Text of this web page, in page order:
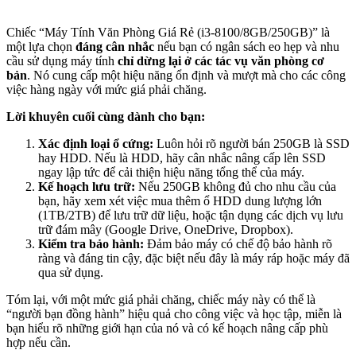
Chiếc “Máy Tính Văn Phòng Giá Rẻ (i3-8100/8GB/250GB)” là
một lựa chọn đáng cân nhắc nếu bạn có ngân sách eo hẹp và nhu
cầu sử dụng máy tính chỉ dừng lại ở các tác vụ văn phòng cơ
bản. Nó cung cấp một hiệu năng ổn định và mượt mà cho các công
việc hàng ngày với mức giá phải chăng.
Lời khuyên cuối cùng dành cho bạn:
Xác định loại ổ cứng: Luôn hỏi rõ người bán 250GB là SSD
hay HDD. Nếu là HDD, hãy cân nhắc nâng cấp lên SSD
ngay lập tức để cải thiện hiệu năng tổng thể của máy.
Kế hoạch lưu trữ: Nếu 250GB không đủ cho nhu cầu của
bạn, hãy xem xét việc mua thêm ổ HDD dung lượng lớn
(1TB/2TB) để lưu trữ dữ liệu, hoặc tận dụng các dịch vụ lưu
trữ đám mây (Google Drive, OneDrive, Dropbox).
Kiểm tra bảo hành: Đảm bảo máy có chế độ bảo hành rõ
ràng và đáng tin cậy, đặc biệt nếu đây là máy ráp hoặc máy đã
qua sử dụng.
Tóm lại, với một mức giá phải chăng, chiếc máy này có thể là
“người bạn đồng hành” hiệu quả cho công việc và học tập, miễn là
bạn hiểu rõ những giới hạn của nó và có kế hoạch nâng cấp phù
hợp nếu cần.